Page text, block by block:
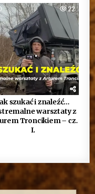
22
szukać i znaleźć…
warsztaty z
Troncikiem – cz.
I.